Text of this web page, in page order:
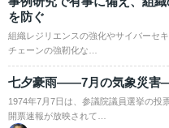
を防ぐ
組織レジリエンスの強化やサイバーセ
チェーンの強靭化な…
七夕豪雨――7月の気象災
1974年7月7日は、参議院議員選挙の投
開票速報が放映されて…